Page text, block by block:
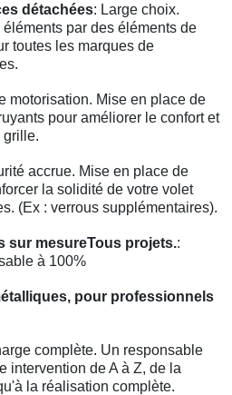
détachées: Large choix.
par des éléments de
toutes les marques de
motorisation. Mise en place de
pour améliorer le confort et
grille.
accrue. Mise en place de
la solidité de votre volet
(Ex : verrous supplémentaires).
sur mesureTous projets.:
à 100%
pour professionnels
complète. Un responsable
intervention de A à Z, de la
la réalisation complète.